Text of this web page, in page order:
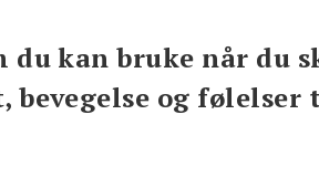
kan bruke når du
bevegelse og